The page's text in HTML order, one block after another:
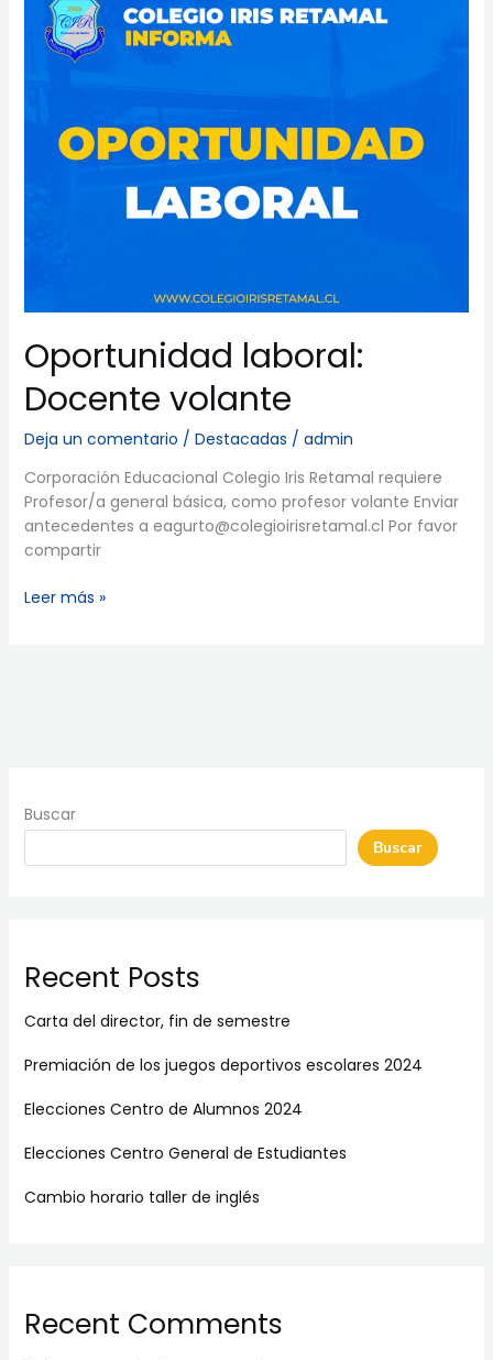
Oportunidad laboral:
Docente volante
Deja un comentario / Destacadas / admin
Corporación Educacional Colegio Iris Retamal requiere
Profesor/a general básica, como profesor volante Enviar
antecedentes a eagurto@colegioirisretamal.cl Por favor
compartir
laboral:
Docente
volante
Leer más »
Buscar
Buscar
Recent Posts
Carta del director, fin de semestre
Premiación de los juegos deportivos escolares 2024
Elecciones Centro de Alumnos 2024
Elecciones Centro General de Estudiantes
Cambio horario taller de inglés
Recent Comments